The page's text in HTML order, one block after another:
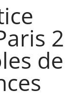
2
de